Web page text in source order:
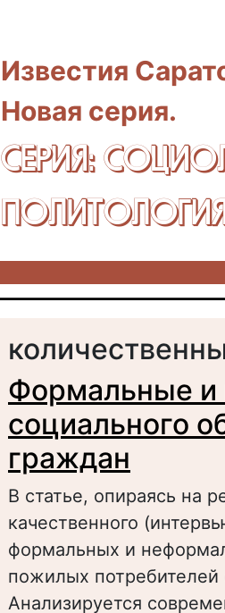
Известия
Новая серия.
СЕРИЯ:
Формальные и
социального
граждан
В статье, опираясь на
качественного
формальных и
пожилых потребителей
Анализируется